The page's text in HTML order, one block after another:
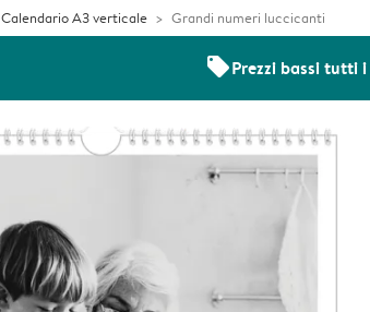
Calendario A3 verticale Grandi numeri luccicanti
offersPrezzi bassi tutti